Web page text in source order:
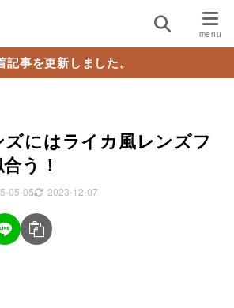
記事を更新しました。
にはライカ風レンズフ
う！
05-05 2023-12-07